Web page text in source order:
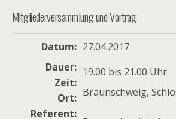
Mitgliederversammlung und Vortrag
Datum
27.04.2017
Dauer
Zeit
19.00 bis 21.00 Uhr
Ort
Braunschweig,
Referent